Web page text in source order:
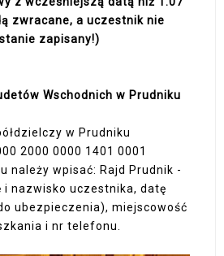
zwracane, a uczestnik nie
zapisany!)
Wschodnich w Prudniku
w Prudniku
2000 0000 1401 0001
należy wpisać: Rajd Prudnik -
i nazwisko uczestnika, datę
ubezpieczenia), miejscowość
i nr telefonu.